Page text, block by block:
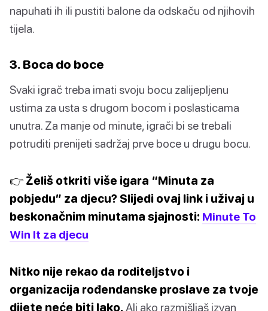
napuhati ih ili pustiti balone da odskaču od njihovih
tijela.
3. Boca do boce
Svaki igrač treba imati svoju bocu zalijepljenu
ustima za usta s drugom bocom i poslasticama
unutra. Za manje od minute, igrači bi se trebali
potruditi prenijeti sadržaj prve boce u drugu bocu.
👉 Želiš otkriti više igara “Minuta za
pobjedu” za djecu? Slijedi ovaj link i uživaj u
beskonačnim minutama sjajnosti: Minute To
Win It za djecu
Nitko nije rekao da roditeljstvo i
organizacija rođendanske proslave za tvoje
dijete neće biti lako. Ali ako razmišljaš izvan